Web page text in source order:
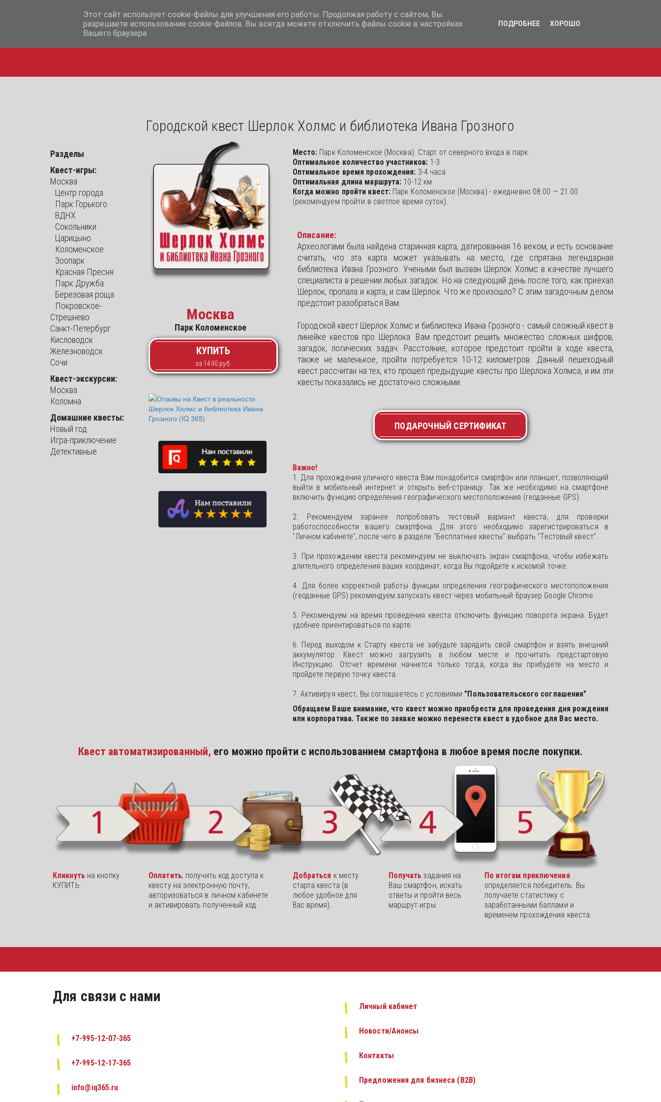
info@iq365.ru +7-995-12-07-365 +7-995-12-17-365
Городской квест Шерлок Холмс и библиотека Ивана Грозного
Разделы
Квест-игры:
Москва
Центр города
Парк Горького
ВДНХ
Сокольники
Царицыно
Коломенское
Зоопарк
Красная Пресня
Парк Дружба
Березовая роща
Покровское-
Стрешнево
Санкт-Петербург
Кисловодск
Железноводск
Сочи
Квест-экскурсии:
Москва
Коломна
Домашние квесты:
Новый год
Игра-приключение
Детективные
Москва
Парк Коломенское
КУПИТЬ
Место: Парк Коломенское (Москва). Старт от северного входа в парк.
Оптимальное количество участников: 1-3
Оптимальное время прохождения: 3-4 часа
Оптимальная длина маршрута: 10-12 км
Когда можно пройти квест: Парк Коломенское (Москва) - ежедневно 08.00 — 21.00
(рекомендуем пройти в светлое время суток).
Описание:
Археологами была найдена старинная карта, датированная 16 веком, и есть основание
считать, что эта карта может указывать на место, где спрятана легендарная
библиотека Ивана Грозного. Учеными был вызван Шерлок Холмс в качестве лучшего
специалиста в решении любых загадок. Но на следующий день после того, как приехал
Шерлок, пропала и карта, и сам Шерлок. Что же произошло? С этим загадочным делом
предстоит разобраться Вам.
Городской квест Шерлок Холмс и библиотека Ивана Грозного - самый сложный квест в
линейке квестов про Шерлока. Вам предстоит решить множество сложных шифров,
загадок, логических задач. Расстояние, которое предстоит пройти в ходе квеста,
также не маленькое, пройти потребуется 10-12 километров. Данный пешеходный
квест рассчитан на тех, кто прошел предыдущие квесты про Шерлока Холмса, и им эти
квесты показались не достаточно сложными.
ПОДАРОЧНЫЙ СЕРТИФИКАТ
Важно!
1. Для прохождения уличного квеста Вам понадобится смартфон или планшет, позволяющий
выйти в мобильный интернет и открыть веб-страницу. Так же необходимо на смартфоне
включить функцию определения географического местоположения (геоданные GPS).
2. Рекомендуем заранее попробовать тестовый вариант квеста, для проверки
работоспособности вашего смартфона. Для этого необходимо зарегистрироваться в
"Личном кабинете", после чего в разделе "Бесплатные квесты" выбрать "Тестовый квест".
3. При прохождении квеста рекомендуем не выключать экран смартфона, чтобы избежать
длительного определения ваших координат, когда Вы подойдете к искомой точке.
4. Для более корректной работы функции определения географического местоположения
(геоданные GPS) рекомендуем запускать квест через мобильный браузер Google Chrome.
5. Рекомендуем на время проведения квеста отключить функцию поворота экрана. Будет
удобнее ориентироваться по карте.
6. Перед выходом к Старту квеста не забудьте зарядить свой смартфон и взять внешний
аккумулятор. Квест можно загрузить в любом месте и прочитать предстартовую
Инструкцию. Отсчет времени начнется только тогда, когда вы прибудете на место и
пройдете первую точку квеста.
7. Активируя квест, Вы соглашаетесь с условиями "Пользовательского соглашения".
Обращаем Ваше внимание, что квест можно приобрести для проведения дня рождения
или корпоратива. Также по заявке можно перенести квест в удобное для Вас место.
Квест автоматизированный, его можно пройти с использованием смартфона в любое время после покупки.
Кликнуть на кнопку
КУПИТЬ.
Оплатить, получить код доступа к
квесту на электронную почту,
авторизоваться в личном кабинете
и активировать полученный код.
Добраться к месту
старта квеста (в
любое удобное для
Вас время).
Получать задания на
Ваш смартфон, искать
ответы и пройти весь
маршрут игры.
По итогам приключения
определяется победитель. Вы
получаете статистику с
заработанными баллами и
временем прохождения квеста.
Для связи с нами
+7-995-12-07-365
+7-995-12-17-365
info@iq365.ru
Личный кабинет
Новости/Анонсы
Контакты
Предложения для бизнеса (B2B)
Этот сайт использует cookie-файлы для улучшения его работы. Продолжая работу с сайтом, Вы
разрешаете использование cookie-файлов. Вы всегда можете отключить файлы cookie в настройках
Вашего браузера.
ПОДРОБНЕЕ ХОРОШО